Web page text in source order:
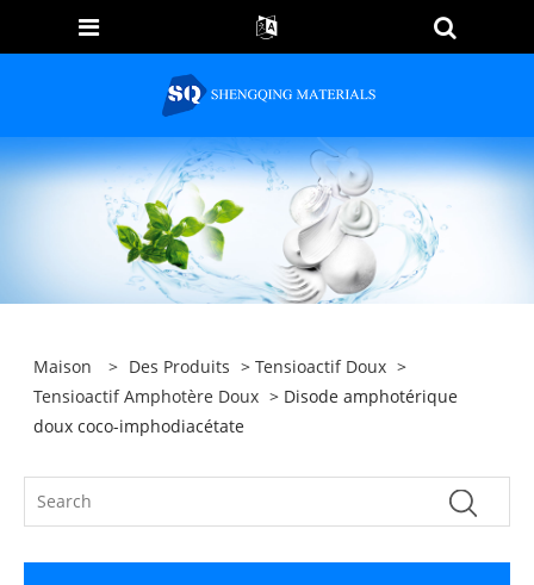
Maison > Des Produits >Tensioactif Doux >
Tensioactif Amphotère Doux > Disode amphotérique
doux coco-imphodiacétate